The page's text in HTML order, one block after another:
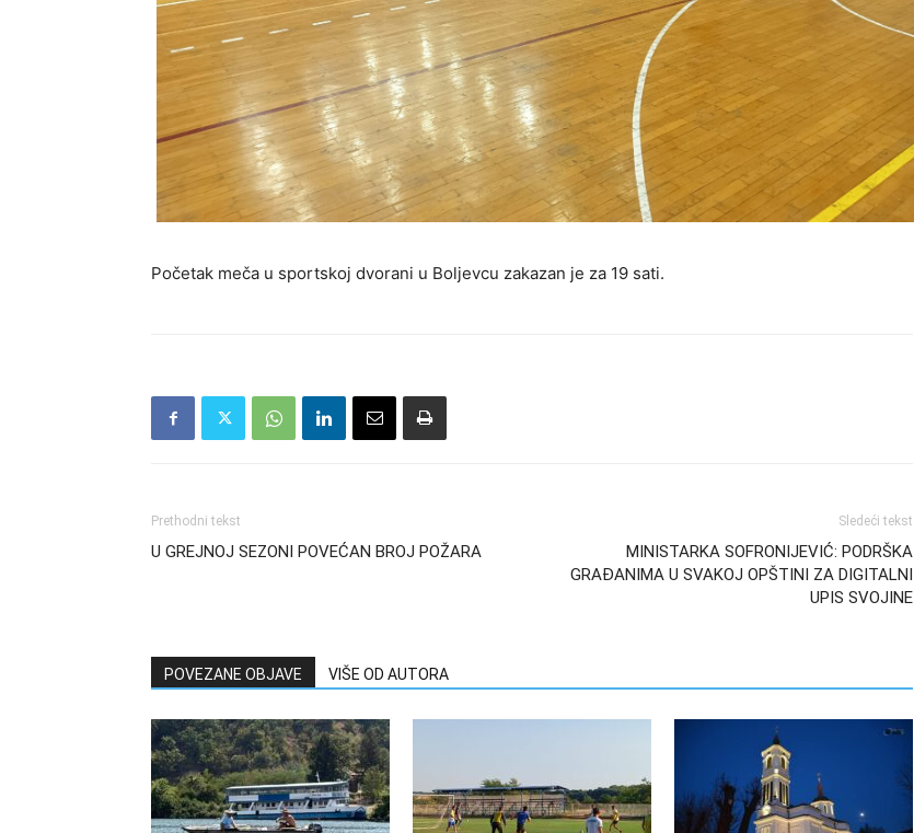
Početak meča u sportskoj dvorani u Boljevcu zakazan je za 19 sati.
Prethodni tekst
U GREJNOJ SEZONI POVEĆAN BROJ POŽARA
Sledeći tekst
MINISTARKA SOFRONIJEVIĆ: PODRŠKA
GRAĐANIMA U SVAKOJ OPŠTINI ZA DIGITALNI
UPIS SVOJINE
POVEZANE OBJAVE VIŠE OD AUTORA